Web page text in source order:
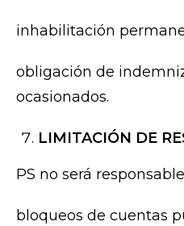
inhabilitación
obligación de
ocasionados.
LIMITACIÓN DE
PS no será
bloqueos de cuentas